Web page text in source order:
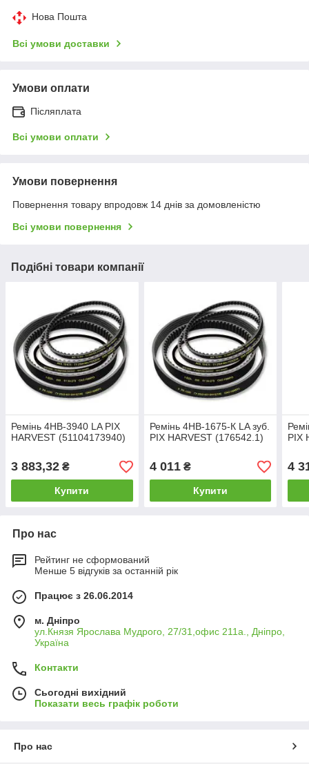
Нова Пошта
Всі умови доставки
Умови оплати
Післяплата
Всі умови оплати
Умови повернення
Повернення товару впродовж 14 днів за домовленістю
Всі умови повернення
Подібні товари компанії
Ремінь 4НВ-3940 LA PIX
HARVEST (51104173940)
3 883,32 ₴
Купити
Ремінь 4НВ-1675-К LA зуб.
PIX HARVEST (176542.1)
4 011₴
Купити
PIX
4
Про нас
Рейтинг не сформований
Менше 5 відгуків за останній рік
Працює з 26.06.2014
м. Дніпро
ул.Князя Ярослава Мудрого, 27/31,офис 211а., Дніпро,
Україна
Контакти
Сьогодні вихідний
Показати весь графік роботи
Про нас